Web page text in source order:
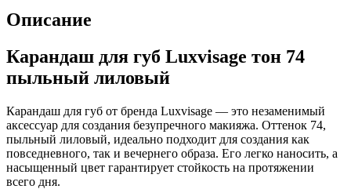
Описание
Карандаш для губ Luxvisage тон 74
пыльный лиловый
Карандаш для губ от бренда Luxvisage — это незаменимый
аксессуар для создания безупречного макияжа. Оттенок 74,
пыльный лиловый, идеально подходит для создания как
повседневного, так и вечернего образа. Его легко наносить, а
насыщенный цвет гарантирует стойкость на протяжении
всего дня.